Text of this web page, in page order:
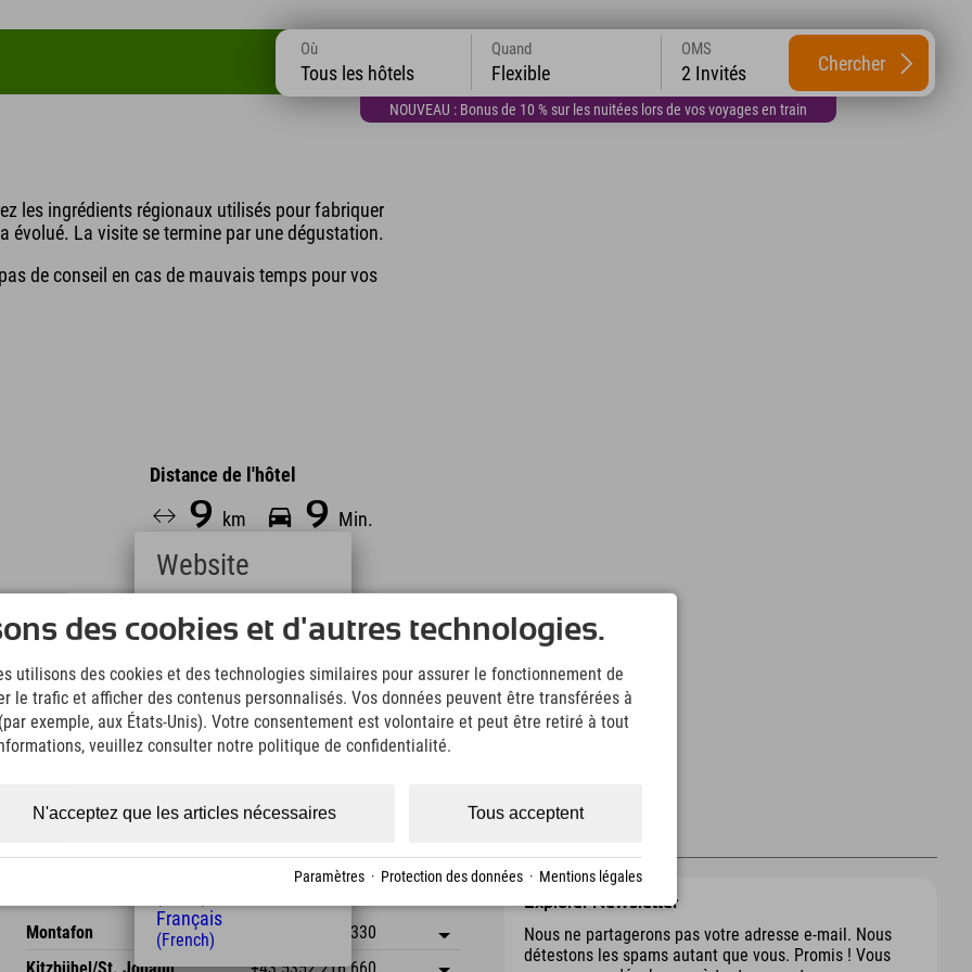
NOUVEAU : Bonus de 10 % sur les nuitées lors de vos voyages en train
Où
Tous les hôtels
Quand
Flexible
OMS
2 Invités Chercher
brasserie Zillertal
les ingrédients régionaux utilisés pour fabriquer
évolué. La visite se termine par une dégustation.
de conseil en cas de mauvais temps pour vos
Distance de l'hôtel
9 km 9 Min.
Leaflet | Map data © OpenStreetMap contributors
Montafon +43 5558 203 330
Dorfstr. 127b
Enregistrer l'adresse
Kitzbühel/St. Johann +43 5352 216 660
Explorer Newsletter
Nous ne partagerons pas votre adresse e-mail. Nous
détestons les spams autant que vous. Promis ! Vous
des cookies et d'autres technologies.
utilisons des cookies et des technologies similaires pour assurer le fonctionnement de
le trafic et afficher des contenus personnalisés. Vos données peuvent être transférées à
exemple, aux États-Unis). Votre consentement est volontaire et peut être retiré à tout
veuillez consulter notre politique de confidentialité.
Tous acceptent
N'acceptez que les articles nécessaires
Paramètres · Protection des données · Mentions légales
Website
Deutsch
(German)
(English)
Italiano
(Italian)
Čeština
(Polish)
(Hungarian)
Français
(French)